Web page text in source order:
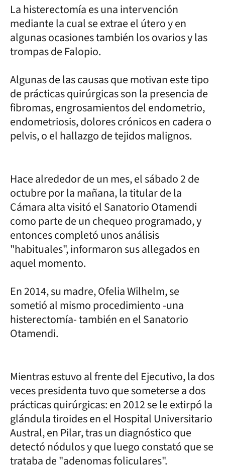
La histerectomía es una intervención
mediante la cual se extrae el útero y en
algunas ocasiones también los ovarios y las
trompas de Falopio.
Algunas de las causas que motivan este tipo
de prácticas quirúrgicas son la presencia de
fibromas, engrosamientos del endometrio,
endometriosis, dolores crónicos en cadera o
pelvis, o el hallazgo de tejidos malignos.
Hace alrededor de un mes, el sábado 2 de
octubre por la mañana, la titular de la
Cámara alta visitó el Sanatorio Otamendi
como parte de un chequeo programado, y
entonces completó unos análisis
"habituales", informaron sus allegados en
aquel momento.
En 2014, su madre, Ofelia Wilhelm, se
sometió al mismo procedimiento -una
histerectomía- también en el Sanatorio
Otamendi.
Mientras estuvo al frente del Ejecutivo, la dos
veces presidenta tuvo que someterse a dos
prácticas quirúrgicas: en 2012 se le extirpó la
glándula tiroides en el Hospital Universitario
Austral, en Pilar, tras un diagnóstico que
detectó nódulos y que luego constató que se
trataba de "adenomas foliculares".